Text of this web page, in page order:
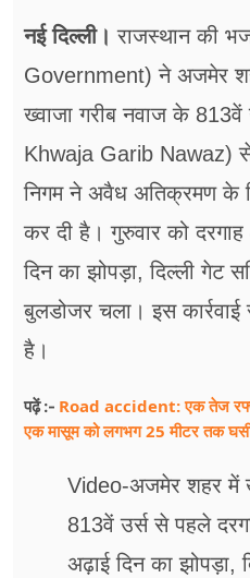
फूड
सेहत
ब्‍यूटी
जॉब्स
शिक्षा
अन्य खबरें
नई दिल्ली। राजस्थान की
Government) ने अजमेर
ख्वाजा गरीब नवाज के
Khwaja Garib Nawaz)
निगम ने अवैध अतिक्रमण के
कर दी है। गुरुवार को
दिन का झोपड़ा, दिल्ली गेट
बुलडोजर चला। इस
है।
पढ़ें :- Road accident: एक तेज
एक मासूम को लगभग 25 मीटर तक
Video-अजमेर शहर में
813वें उर्स से पहले
अढ़ाई दिन का झोपड़ा,